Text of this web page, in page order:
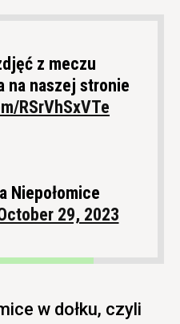
z meczu
na naszej stronie
RSrVhSxVTe
Niepołomice
29, 2023
w dołku, czyli